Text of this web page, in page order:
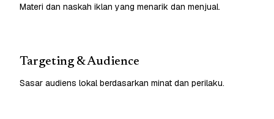
Materi dan naskah iklan yang menarik dan menjual.
Targeting & Audience
Sasar audiens lokal berdasarkan minat dan perilaku.